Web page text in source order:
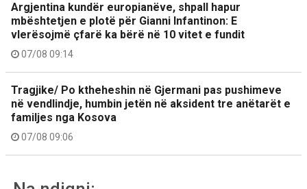
Argjentina kundër europianëve, shpall hapur
mbështetjen e plotë për Gianni Infantinon: E
vlerësojmë çfarë ka bërë në 10 vitet e fundit
07/08 09:14
Tragjike/ Po ktheheshin në Gjermani pas pushimeve
në vendlindje, humbin jetën në aksident tre anëtarët e
familjes nga Kosova
07/08 09:06